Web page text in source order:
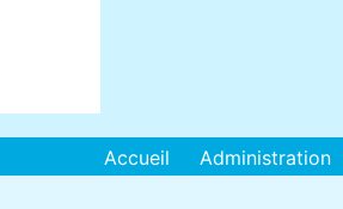
Accueil Administration